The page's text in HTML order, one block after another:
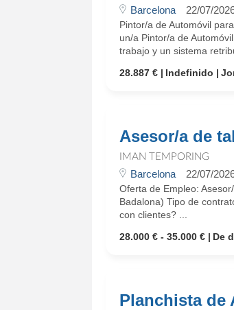
Barcelona 22/07/
Pintor/a de Automóvil
un/a Pintor/a de
trabajo y un sistema
28.887 €
Indefinido
Asesor/a de
IMAN TEMPORING
Barcelona 22/07/
Oferta de Empleo:
Badalona) Tipo de
con clientes? ...
28.000 € - 35.000 €
De
Planchista de